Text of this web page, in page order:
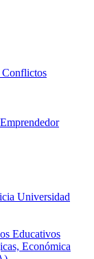
Conflictos
Universidad
Educativos
Económica